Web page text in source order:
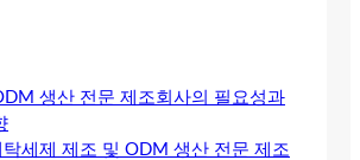
생산 전문 제조회사의 필요성과
탁세제 제조 및 ODM 생산 전문 제조